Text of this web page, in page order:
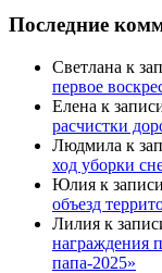
Последние
Светлана к
первое
Елена к
расчистки
Людмила к
ход уборки
Юлия к записи
объезд
Лилия к
награждения
папа-2025»